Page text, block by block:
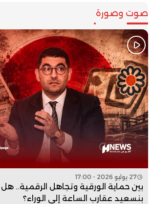
صوت وصورة
27 يوليو 2026 - 17:00
بين حماية الورقية وتجاهل الرقمية.. هل
بنسعيد عقارب الساعة إلى الوراء؟